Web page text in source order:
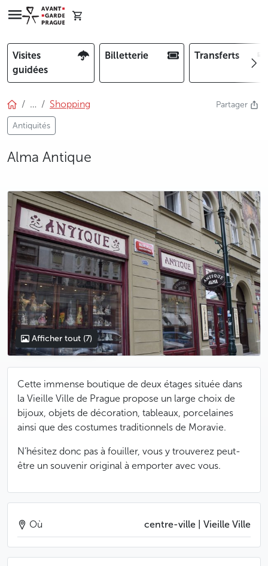
Visites
guidées
Billetterie Transferts
… Shopping
Antiquités
Partager
Alma Antique
photo 5
photo 6
photo 7
Afficher tout (7)
Cette immense boutique de deux étages située dans
la Vieille Ville de Prague propose un large choix de
bijoux, objets de décoration, tableaux, porcelaines
ainsi que des costumes traditionnels de Moravie.
N’hésitez donc pas à fouiller, vous y trouverez peut-
être un souvenir original à emporter avec vous.
Où centre-ville | Vieille Ville